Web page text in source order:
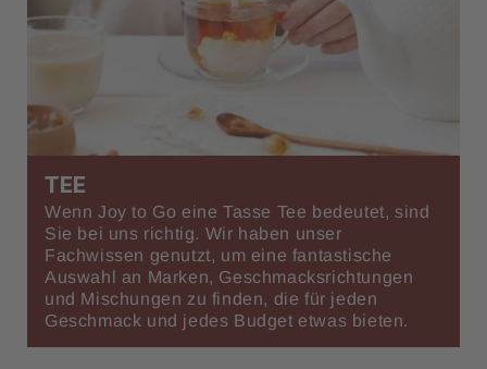
TEE
Wenn Joy to Go eine Tasse Tee bedeutet, sind
Sie bei uns richtig. Wir haben unser
Fachwissen genutzt, um eine fantastische
Auswahl an Marken, Geschmacksrichtungen
und Mischungen zu finden, die für jeden
Geschmack und jedes Budget etwas bieten.